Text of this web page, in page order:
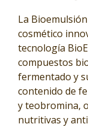
La
cosmético
tecnología
compuestos
fermentado y
contenido de
y teobromina,
nutritivas y